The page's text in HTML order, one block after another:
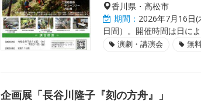
香川県・高松市
期間： 2026年7月16日
日間）。開催時間は日によ
演劇・講演会 無
企画展「長谷川隆子『刻の方舟』」